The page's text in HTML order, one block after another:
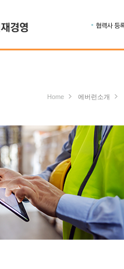
Home 에버런소개